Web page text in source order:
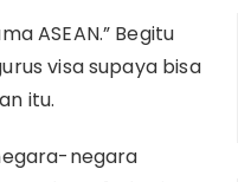
ASEAN.” Begitu
visa supaya bisa
itu.
negara